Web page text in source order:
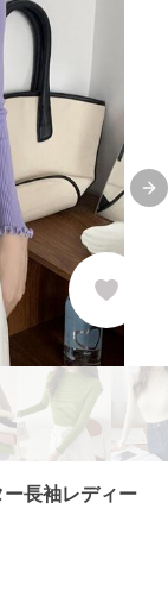
長袖レディー